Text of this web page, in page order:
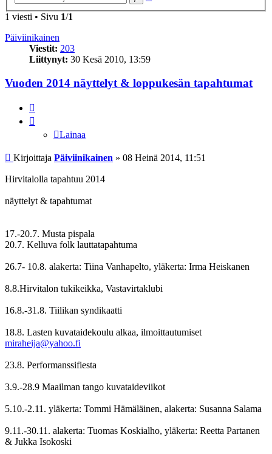
1 viesti • Sivu 1/1
Päiviinikainen
Viestit: 203
Liittynyt: 30 Kesä 2010, 13:59
Vuoden 2014 näyttelyt & loppukesän tapahtumat
Lainaa
Viesti
Kirjoittaja Päiviinikainen » 08 Heinä 2014, 11:51
Hirvitalolla tapahtuu 2014
näyttelyt & tapahtumat
17.-20.7. Musta pispala
20.7. Kelluva folk lauttatapahtuma
26.7- 10.8. alakerta: Tiina Vanhapelto, yläkerta: Irma Heiskanen
8.8.Hirvitalon tukikeikka, Vastavirtaklubi
16.8.-31.8. Tiilikan syndikaatti
18.8. Lasten kuvataidekoulu alkaa, ilmoittautumiset
miraheija@yahoo.fi
23.8. Performanssifiesta
3.9.-28.9 Maailman tango kuvataideviikot
5.10.-2.11. yläkerta: Tommi Hämäläinen, alakerta: Susanna Salama
9.11.-30.11. alakerta: Tuomas Koskialho, yläkerta: Reetta Partanen
& Jukka Isokoski